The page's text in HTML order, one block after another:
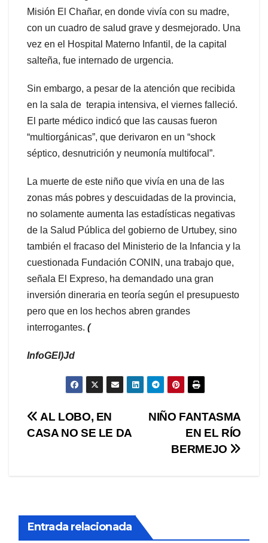
Misión El Chañar, en donde vivía con su madre,
con un cuadro de salud grave y desmejorado. Una
vez en el Hospital Materno Infantil, de la capital
salteña, fue internado de urgencia.
Sin embargo, a pesar de la atención que recibida
en la sala de terapia intensiva, el viernes falleció.
El parte médico indicó que las causas fueron
“multiorgánicas”, que derivaron en un “shock
séptico, desnutrición y neumonía multifocal”.
La muerte de este niño que vivía en una de las
zonas más pobres y descuidadas de la provincia,
no solamente aumenta las estadísticas negativas
de la Salud Pública del gobierno de Urtubey, sino
también el fracaso del Ministerio de la Infancia y la
cuestionada Fundación CONIN, una trabajo que,
señala El Expreso, ha demandado una gran
inversión dineraria en teoría según el presupuesto
pero que en los hechos abren grandes
interrogantes. (
InfoGEI)Jd
Navegación
NIÑO FANTASMA
EN EL RÍO
BERMEJO
AL LOBO, EN
CASA NO SE LE DA
Entrada relacionada